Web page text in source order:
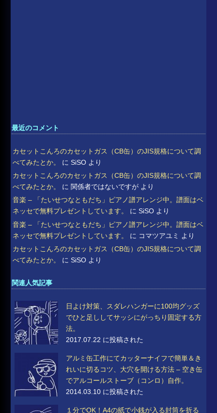
最近のコメント
カセットこんろのカセットガス（CB缶）のJIS規格について調
べてみたとか。
にSiSO より
カセットこんろのカセットガス（CB缶）のJIS規格について調
べてみたとか。
に 関係者ではないですが より
音楽 – 「たいせつなともだち」ピアノ譜アレンジ中。譜面はベ
ネッセで無料プレゼントしています。
にSiSO より
音楽 – 「たいせつなともだち」ピアノ譜アレンジ中。譜面はベ
ネッセで無料プレゼントしています。
に コマツアユミ
より
カセットこんろのカセットガス（CB缶）のJIS規格について調
べてみたとか。
にSiSO より
関連人気記事
日よけ対策、スダレハンガーに100均グッズ
でひと足ししてサッシにがっちり固定する方
法。
2017.07.22 に投稿された
アルミ缶工作にてカッターナイフで簡単＆き
れいに切るコツ、大穴を開ける方法 – 空き缶
でアルコールストーブ（コンロ）自作。
2014.03.10 に投稿された
１分でOK！A4の紙で小銭が入る封筒を折る